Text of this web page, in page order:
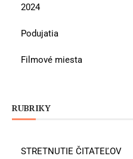
2024
Podujatia
Filmové miesta
RUBRIKY
STRETNUTIE ČITATEĽOV